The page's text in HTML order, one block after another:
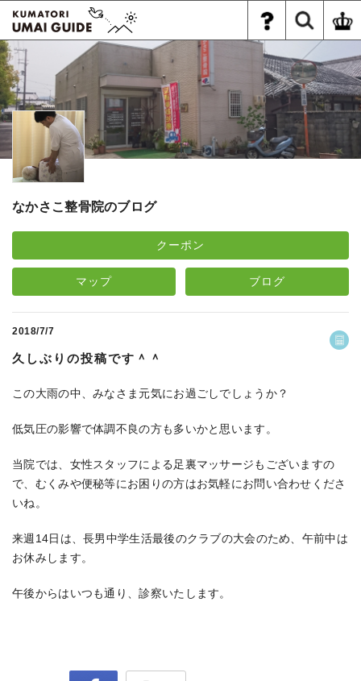
なかさこ整骨院のブログ
クーポン
マップ ブログ
2018/7/7
久しぶりの投稿です＾＾
この大雨の中、みなさま元気にお過ごしでしょうか？
低気圧の影響で体調不良の方も多いかと思います。
当院では、女性スタッフによる足裏マッサージもございますの
で、むくみや便秘等にお困りの方はお気軽にお問い合わせくださ
いね。
来週14日は、長男中学生活最後のクラブの大会のため、午前中は
お休みします。
午後からはいつも通り、診察いたします。